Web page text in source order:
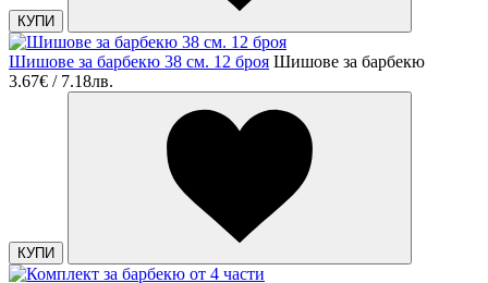
КУПИ
Шишове за барбекю 38 см. 12 броя Шишове за барбекю
3.67€ / 7.18лв.
КУПИ